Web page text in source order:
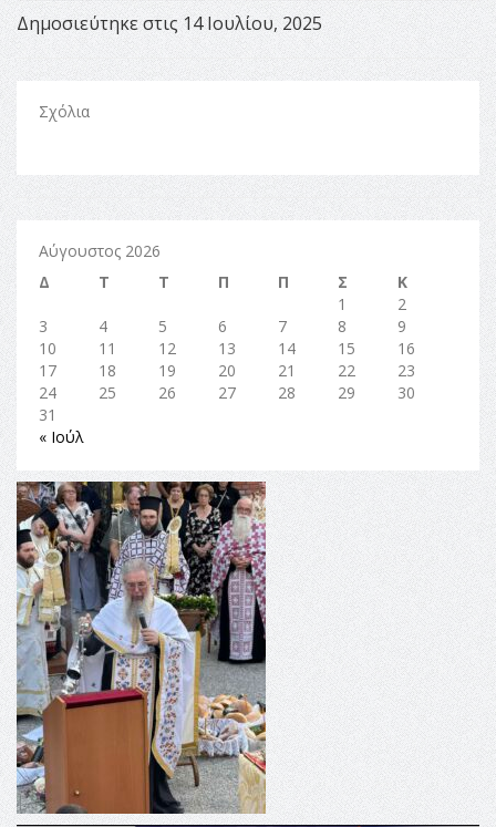
Δημοσιεύτηκε στις 14 Ιουλίου, 2025
Σχόλια
Αύγουστος 2026
Δ
Τ Τ Π Π Σ
Κ
1
2
3
4 5 6 7 8
9
10
11 12 13 14 15
16
17
18 19 20 21 22
23
24
25 26 27 28 29
30
31
« Ιούλ